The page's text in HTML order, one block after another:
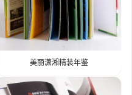
美丽潇湘精装年鉴